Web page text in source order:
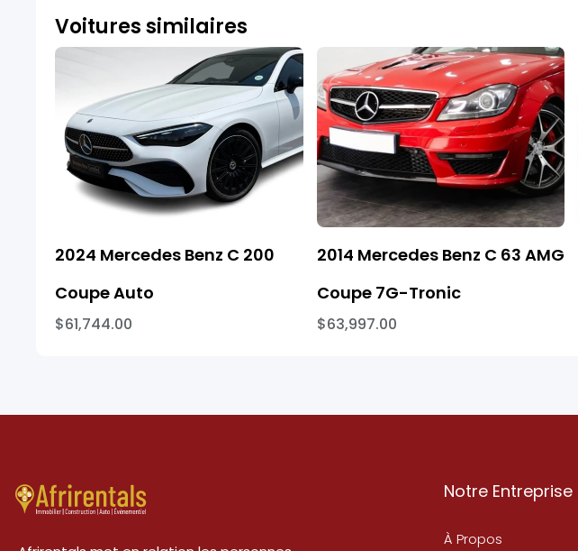
Voitures similaires
2024 Mercedes Benz C 200
Coupe Auto
$61,744.00
2014 Mercedes Benz C 63 AMG
Coupe 7G-Tronic
$63,997.00
Notre Entreprise
À Propos